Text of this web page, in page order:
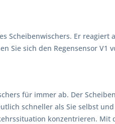
Scheibenwischers. Er reagiert
Sie sich den Regensensor
für immer ab. Der
schneller als Sie selbst
konzentrieren. Mit